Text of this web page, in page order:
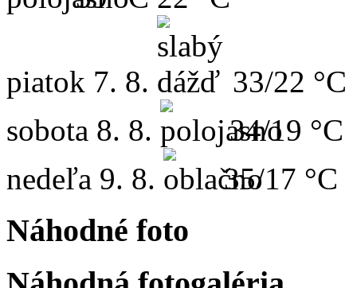
piatok 7. 8.
33/22 °C
sobota 8. 8.
34/19 °C
nedeľa 9. 8. 35/17 °C
Náhodné foto